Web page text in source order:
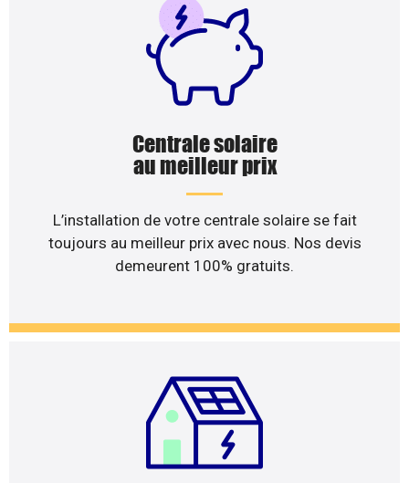
Centrale solaire
au meilleur prix
L’installation de votre centrale solaire se fait
toujours au meilleur prix avec nous. Nos devis
demeurent 100% gratuits.